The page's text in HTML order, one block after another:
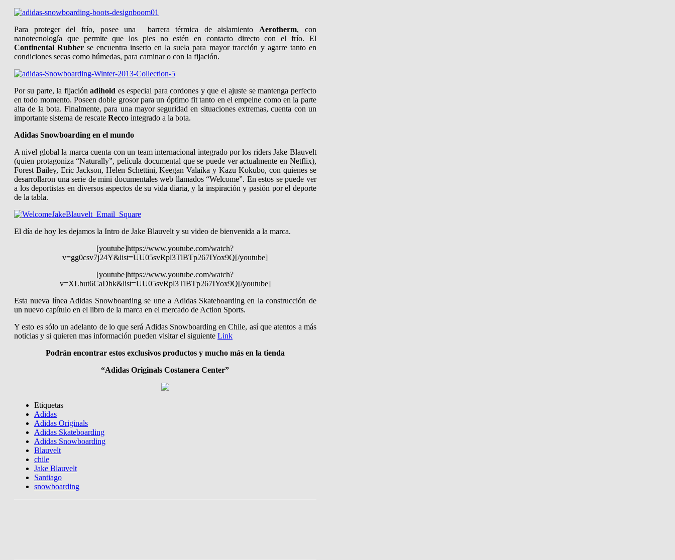
Para proteger del frío, posee una barrera térmica de aislamiento Aerotherm, con
nanotecnología que permite que los pies no estén en contacto directo con el frío. El
Continental Rubber se encuentra inserto en la suela para mayor tracción y agarre tanto en
condiciones secas como húmedas, para caminar o con la fijación.
Por su parte, la fijaciónadihold es especial para cordones y que el ajuste se mantenga perfecto
en todo momento. Poseen doble grosor para un óptimo fit tanto en el empeine como en la parte
alta de la bota. Finalmente, para una mayor seguridad en situaciones extremas, cuenta con un
importante sistema de rescate Recco integrado a la bota.
Adidas Snowboarding en el mundo
A nivel global la marca cuenta con un team internacional integrado por los riders Jake Blauvelt
(quien protagoniza “Naturally”, película documental que se puede ver actualmente en Netflix),
Forest Bailey, Eric Jackson, Helen Schettini, Keegan Valaika y Kazu Kokubo, con quienes se
desarrollaron una serie de mini documentales web llamados “Welcome”. En estos se puede ver
a los deportistas en diversos aspectos de su vida diaria, y la inspiración y pasión por el deporte
de la tabla.
El día de hoy les dejamos la Intro de Jake Blauvelt y su video de bienvenida a la marca.
[youtube]https://www.youtube.com/watch?
v=gg0csv7j24Y&list=UU05svRpl3TlBTp267IYox9Q[/youtube]
[youtube]https://www.youtube.com/watch?
v=XLbut6CaDhk&list=UU05svRpl3TlBTp267IYox9Q[/youtube]
Esta nueva línea Adidas Snowboarding se une a Adidas Skateboarding en la construcción de
un nuevo capítulo en el libro de la marca en el mercado de Action Sports.
Y esto es sólo un adelanto de lo que será Adidas Snowboarding en Chile, así que atentos a más
noticias y si quieren mas información pueden visitar el siguiente Link
Podrán encontrar estos exclusivos productos y mucho más en la tienda
“Adidas Originals Costanera Center”
Etiquetas
Adidas
Adidas Originals
Adidas Skateboarding
Adidas Snowboarding
Blauvelt
chile
Jake Blauvelt
Santiago
snowboarding